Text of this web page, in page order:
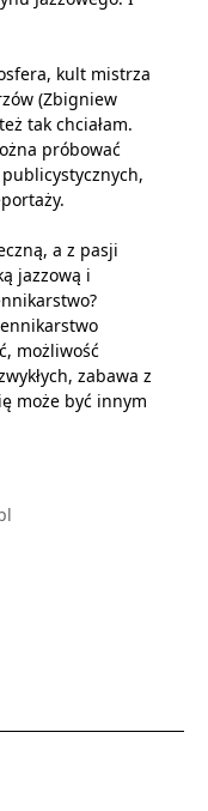
kult mistrza
(Zbigniew
tak chciałam.
próbować
a z pasji
jazzową i
możliwość
zabawa z
może być innym